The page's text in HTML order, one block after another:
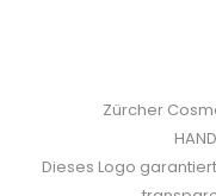
Zürcher
Dieses Logo